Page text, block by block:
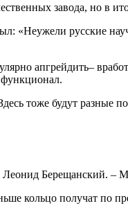
завода, но в
«Неужели русские
апгрейдить–
функционал.
тоже будут разные
Берещанский.
кольцо получат по